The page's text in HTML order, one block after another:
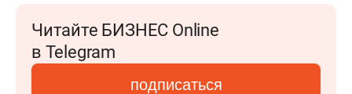
Читайте БИЗНЕС Online
в Telegram
подписаться